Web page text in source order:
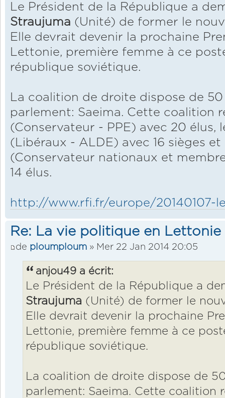
Le Président de la République a
Straujuma (Unité) de former le
Elle devrait devenir la prochaine
Lettonie, première femme à ce
république soviétique.
La coalition de droite dispose de
parlement: Saeima. Cette coalition
(Conservateur - PPE) avec 20 élus,
(Libéraux - ALDE) avec 16 sièges
(Conservateur nationaux et
14 élus.
http://www.rfi.fr/europe/20140107-
Re: La vie politique en Lettonie
de ploumploum » Mer 22 Jan 2014 20:05
anjou49 a écrit:
Le Président de la République a
Straujuma (Unité) de former le
Elle devrait devenir la prochaine
Lettonie, première femme à ce
république soviétique.
La coalition de droite dispose de
parlement: Saeima. Cette coalition